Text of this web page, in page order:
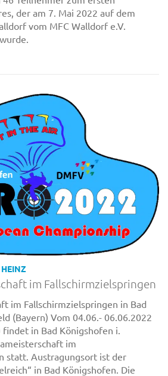
der am 7. Mai 2022 auf dem
vom MFC Walldorf e.V.
im Fallschirmzielspringen
im Fallschirmzielspringen in Bad
(Bayern) Vom 04.06.- 06.06.2022
in Bad Königshofen i.
im
statt. Austragungsort ist der
in Bad Königshofen. Die